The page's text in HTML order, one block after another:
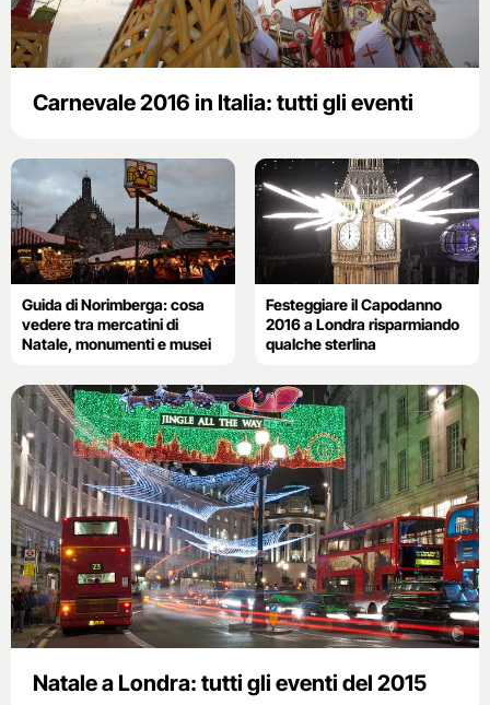
Carnevale 2016 in Italia: tutti gli eventi
Guida di Norimberga: cosa
vedere tra mercatini di
Natale, monumenti e musei
Festeggiare il Capodanno
2016 a Londra risparmiando
qualche sterlina
Natale a Londra: tutti gli eventi del 2015